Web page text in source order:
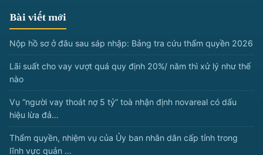
Bài viết mới
Nộp hồ sơ ở đâu sau sáp nhập: Bảng tra cứu thẩm quyền 2026
Lãi suất cho vay vượt quá quy định 20%/ năm thì xử lý như thế
nào
Vụ “người vay thoát nợ 5 tỷ” toà nhận định novareal có dấu
hiệu lừa đả…
Thẩm quyền, nhiệm vụ của Ủy ban nhân dân cấp tỉnh trong
lĩnh vực quản …